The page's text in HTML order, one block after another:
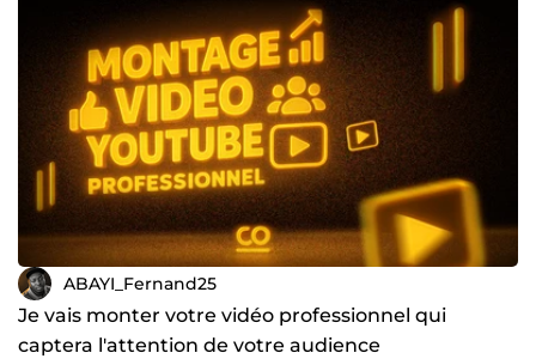
ABAYI_Fernand25
Je vais monter votre vidéo professionnel qui
captera l'attention de votre audience